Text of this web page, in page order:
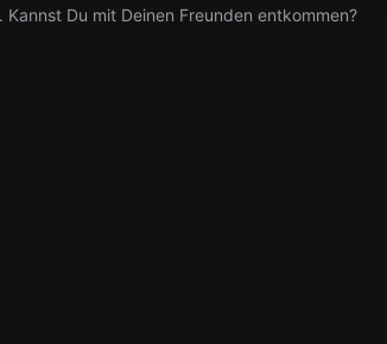
Du mit Deinen Freunden entkommen?